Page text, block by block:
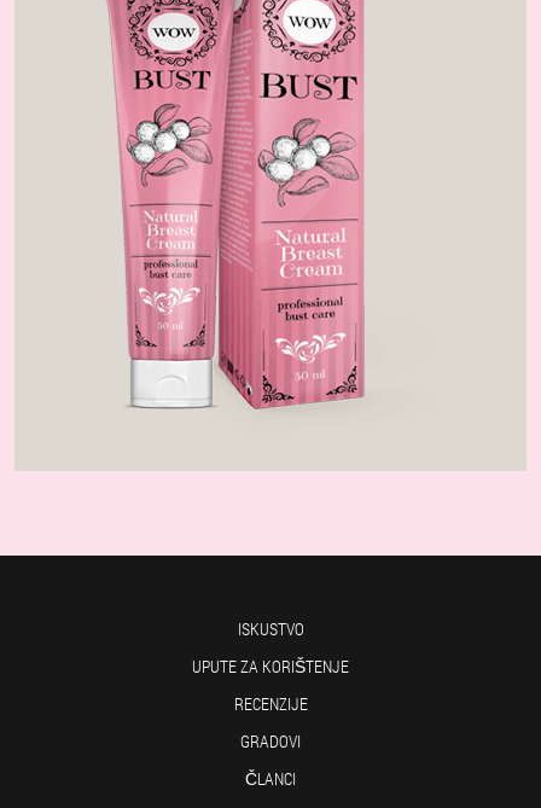
ISKUSTVO
UPUTE ZA KORIŠTENJE
RECENZIJE
GRADOVI
ČLANCI